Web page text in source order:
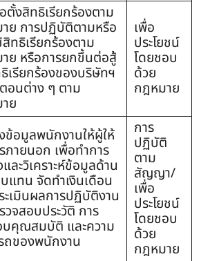
ตั้งสิทธิเรียกร้องตาม
ย การปฏิบัติตามหรือ
สิทธิเรียกร้องตาม
ย หรือการยกขึ้นต่อสู้
เรียกร้องของบริษัทฯ
อนต่าง ๆ ตาม
ย
เพื่อ
ประโยชน์
โดยชอบ
ด้วย
กฎหมาย
ข้อมูลพนักงานให้ผู้ให้
ภายนอก เพื่อทำการ
และวิเคราะห์ข้อมูลด้าน
แทน จัดทำเงินเดือน
ะเมินผลการปฏิบัติงาน
วจสอบประวัติ การ
คุณสมบัติ และความ
ถของพนักงาน
การ
ปฏิบัติ
ตาม
สัญญา/
เพื่อ
ประโยชน์
โดยชอบ
ด้วย
กฎหมาย